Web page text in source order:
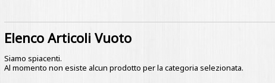
Elenco Articoli Vuoto
Siamo spiacenti.
Al momento non esiste alcun prodotto per la categoria selezionata.